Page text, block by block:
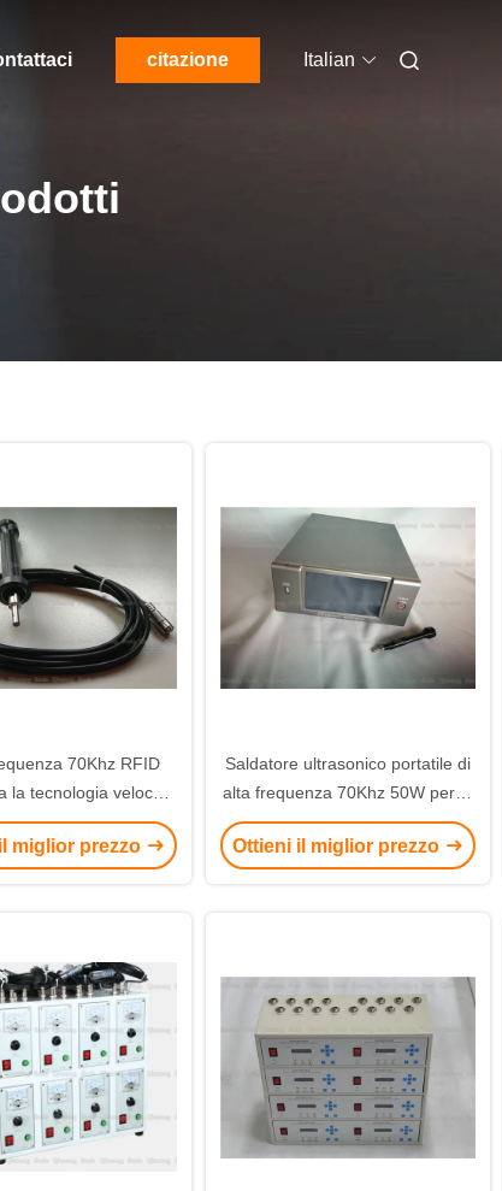
citazione Italian
70Khz RFID
la tecnologia veloce
del collegamento per
della metropolitana
miglior prezzo
Saldatore ultrasonico portatile di
alta frequenza 70Khz 50W per la
saldatura di rame dell'antenna
Ottieni il miglior prezzo